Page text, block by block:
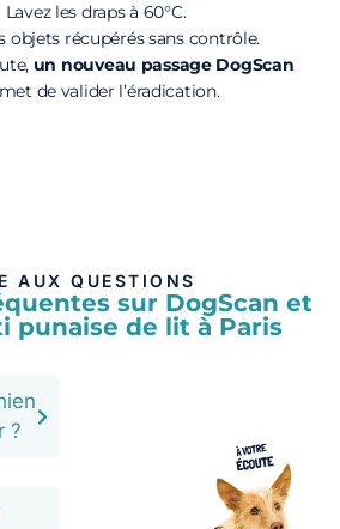
Lavez les draps à 60°C.
objets récupérés sans contrôle.
un nouveau passage DogScan
de valider l’éradication.
AUX QUESTIONS
sur DogScan et
punaise de lit à Paris
?